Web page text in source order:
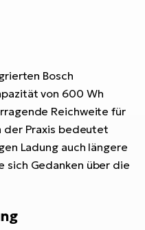
Bosch
von 600 Wh
Reichweite für
der Praxis bedeutet
Ladung auch längere
sich Gedanken über die